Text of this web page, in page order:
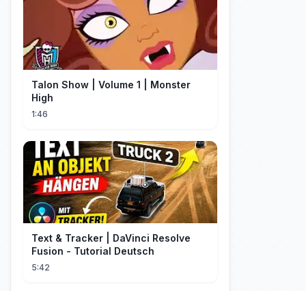
Talon Show | Volume 1 | Monster
High
1:46
Text & Tracker | DaVinci Resolve
Fusion - Tutorial Deutsch
5:42